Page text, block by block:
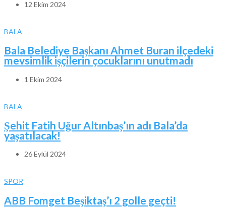
12 Ekim 2024
BALA
Bala Belediye Başkanı Ahmet Buran ilçedeki
mevsimlik işçilerin çocuklarını unutmadı
1 Ekim 2024
BALA
Şehit Fatih Uğur Altınbaş’ın adı Bala’da
yaşatılacak!
26 Eylül 2024
SPOR
ABB Fomget Beşiktaş’ı 2 golle geçti!